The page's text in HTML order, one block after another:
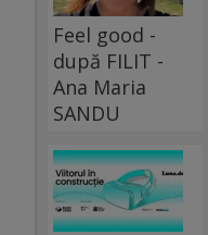
Feel good -
după FILIT -
Ana Maria
SANDU